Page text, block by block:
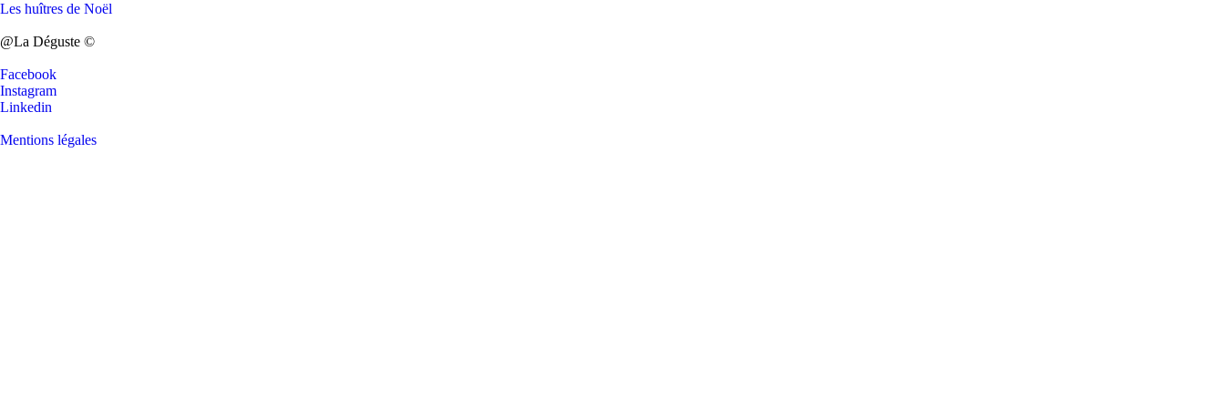
Les huîtres de Noël
@La Déguste ©
Facebook
Instagram
Linkedin
Mentions légales